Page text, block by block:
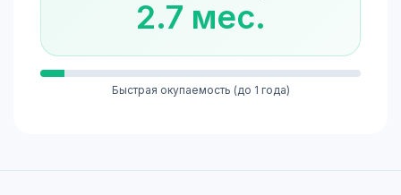
2.7 мес.
Быстрая окупаемость (до 1 года)